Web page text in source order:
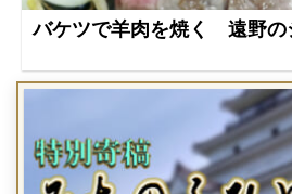
バケツで羊肉を焼く 遠野の